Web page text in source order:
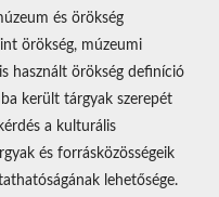
és örökség
örökség, múzeumi
használt örökség definíció
került tárgyak szerepét
a kulturális
és forrásközösségeik
lehetősége.